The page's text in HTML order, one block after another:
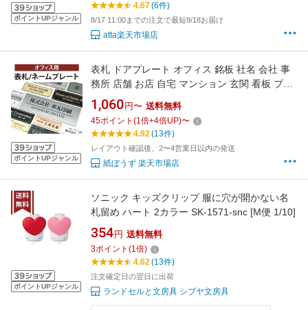
ポイントUPジャンル
4.67(6件)
8/17 11:00までの注文で最短8/18お届け
atta楽天市場店
ポイントUPジャンル
表札 ドアプレート オフィス 銘板 社名 会社 事
務所 店舗 お店 自宅 マンション 玄関 看板 プレ
ート マグネット 両面テープ 法人 オフィスプレ
ート 選べるサイズ ポスト 郵便受け 屋外 日本
製 軽量 アクリル 長方形 木目調 大理石調 貼る
1,060 円〜 送料無料
45ポイント (1倍+4倍UP)〜
4.92(13件)
レイアウト確認後、2〜4営業日以内の発送
紙ぼうず 楽天市場店
ポイントUPジャンル
ソニック キッズクリップ 服に穴が開かない名
札留め ハート 2カラー SK-1571-snc [M便 1/10]
354 円 送料無料
3ポイント (1倍)
4.62(13件)
注文確定日の翌日に出荷
ランドセルと文房具 シブヤ文房具